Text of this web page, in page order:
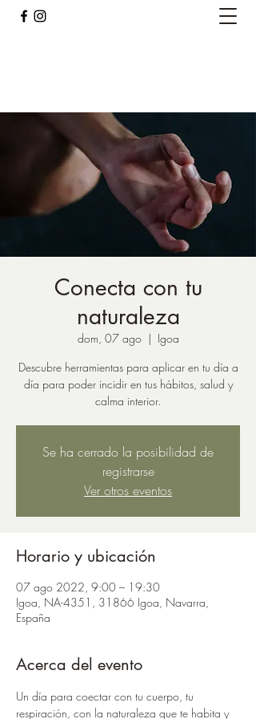
Conecta con tu
naturaleza
dom, 07 ago
  |
Igoa
Descubre herramientas para aplicar en tu día a
día para poder incidir en tus hábitos, salud y
calma interior.
Se ha cerrado la posibilidad de
registrarse
Ver otros eventos
Horario y ubicación
07 ago 2022, 9:00 – 19:30
Igoa, NA-4351, 31866 Igoa, Navarra,
España
Acerca del evento
Un día para coectar con tu cuerpo, tu
respiración, con la naturaleza que te habita y